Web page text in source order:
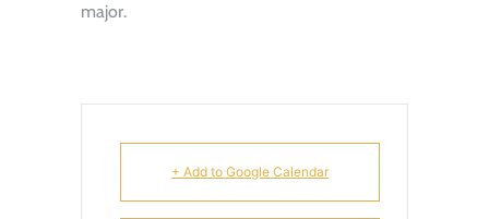
major.
+ Add to Google Calendar